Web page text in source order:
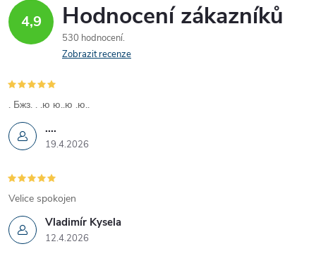
4,9 Hodnocení zákazníků
530 hodnocení
Zobrazit recenze
....
19.4.2026
. Бжз. . .ю ю..ю .ю..
Vladimír Kysela
12.4.2026
Velice spokojen